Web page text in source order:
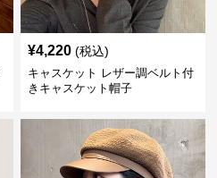
¥4,220 (税込)
キャスケット レザー調ベルト付
きキャスケット帽子